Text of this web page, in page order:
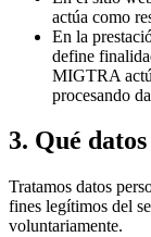
actúa como
En la
define
MIGTRA
procesando
3. Qué
Tratamos datos
fines legítimos del
voluntariamente.